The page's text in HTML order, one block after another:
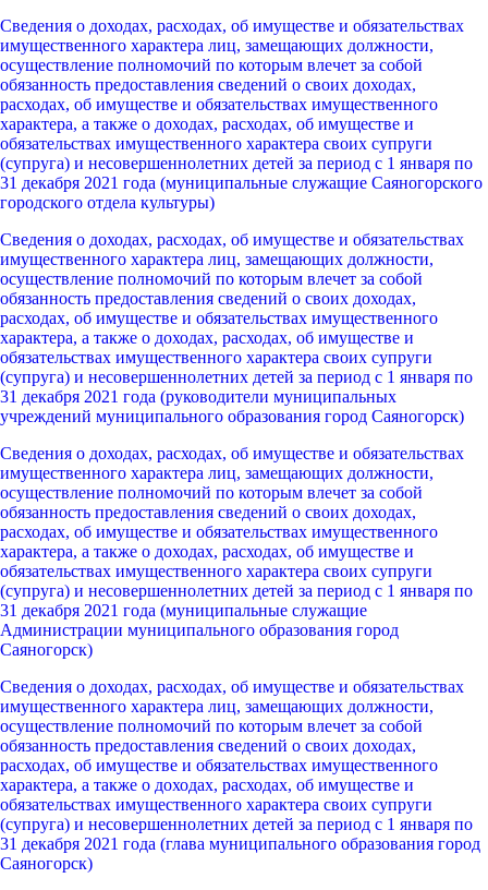
Сведения о доходах, расходах, об имуществе и обязательствах
имущественного характера лиц, замещающих должности,
осуществление полномочий по которым влечет за собой
обязанность предоставления сведений о своих доходах,
расходах, об имуществе и обязательствах имущественного
характера, а также о доходах, расходах, об имуществе и
обязательствах имущественного характера своих супруги
(супруга) и несовершеннолетних детей за период с 1 января по
31 декабря 2021 года (муниципальные служащие Саяногорского
городского отдела культуры)
Сведения о доходах, расходах, об имуществе и обязательствах
имущественного характера лиц, замещающих должности,
осуществление полномочий по которым влечет за собой
обязанность предоставления сведений о своих доходах,
расходах, об имуществе и обязательствах имущественного
характера, а также о доходах, расходах, об имуществе и
обязательствах имущественного характера своих супруги
(супруга) и несовершеннолетних детей за период с 1 января по
31 декабря 2021 года (руководители муниципальных
учреждений муниципального образования город Саяногорск)
Сведения о доходах, расходах, об имуществе и обязательствах
имущественного характера лиц, замещающих должности,
осуществление полномочий по которым влечет за собой
обязанность предоставления сведений о своих доходах,
расходах, об имуществе и обязательствах имущественного
характера, а также о доходах, расходах, об имуществе и
обязательствах имущественного характера своих супруги
(супруга) и несовершеннолетних детей за период с 1 января по
31 декабря 2021 года (муниципальные служащие
Администрации муниципального образования город
Саяногорск)
Сведения о доходах, расходах, об имуществе и обязательствах
имущественного характера лиц, замещающих должности,
осуществление полномочий по которым влечет за собой
обязанность предоставления сведений о своих доходах,
расходах, об имуществе и обязательствах имущественного
характера, а также о доходах, расходах, об имуществе и
обязательствах имущественного характера своих супруги
(супруга) и несовершеннолетних детей за период с 1 января по
31 декабря 2021 года (глава муниципального образования город
Саяногорск)